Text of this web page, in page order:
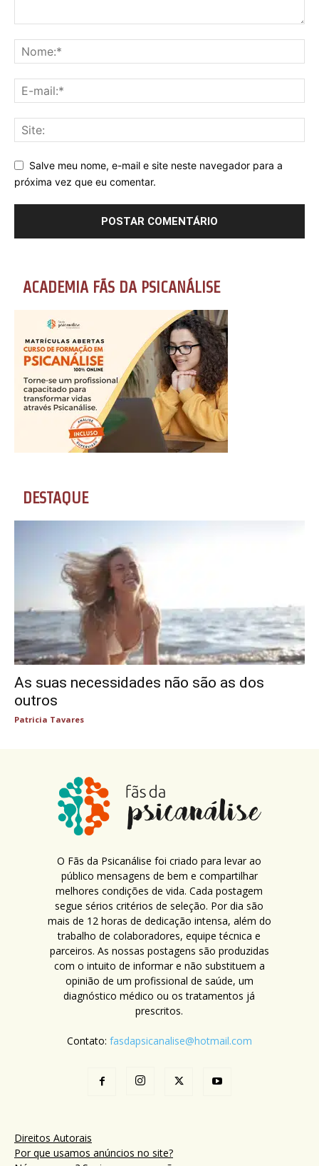
Salve meu nome, e-mail e site neste navegador para a
próxima vez que eu comentar.
ACADEMIA FÃS DA PSICANÁLISE
DESTAQUE
As suas necessidades não são as dos
outros
Patricia Tavares
O Fãs da Psicanálise foi criado para levar ao
público mensagens de bem e compartilhar
melhores condições de vida. Cada postagem
segue sérios critérios de seleção. Por dia são
mais de 12 horas de dedicação intensa, além do
trabalho de colaboradores, equipe técnica e
parceiros. As nossas postagens são produzidas
com o intuito de informar e não substituem a
opinião de um profissional de saúde, um
diagnóstico médico ou os tratamentos já
prescritos.
Contato: fasdapsicanalise@hotmail.com
Direitos Autorais
Por que usamos anúncios no site?